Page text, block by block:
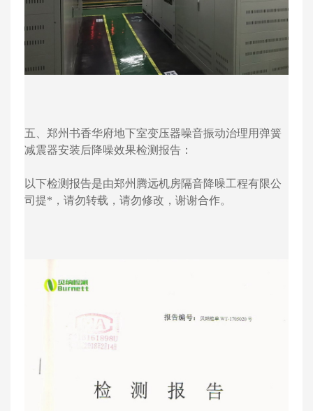
五、郑州书香华府地下室变压器噪音振动治理用弹簧
减震器安装后降噪效果检测报告：
以下检测报告是由郑州腾远机房隔音降噪工程有限公
司提*，请勿转载，请勿修改，谢谢合作。